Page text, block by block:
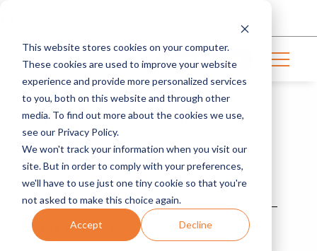
This website stores cookies on your computer.
These cookies are used to improve your website
experience and provide more personalized services
to you, both on this website and through other
media. To find out more about the cookies we use,
see our Privacy Policy.
We won't track your information when you visit our
site. But in order to comply with your preferences,
we'll have to use just one tiny cookie so that you're
not asked to make this choice again.
Accept Decline
Contáctanos
NOTICIAS DE LA INDUSTRIA | 3
MIN READ
ProducePay
1 de abril de 2024